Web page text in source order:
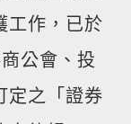
工作，已於
公會、投
定之「證券